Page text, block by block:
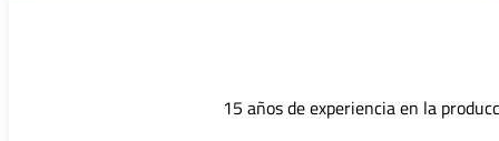
15 años de experiencia en la